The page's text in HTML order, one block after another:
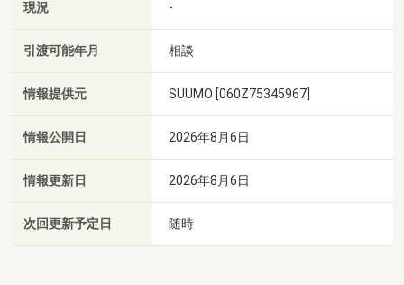
現況 -
引渡可能年月 相談
情報提供元 SUUMO [060Z75345967]
情報公開日 2026年8月6日
情報更新日 2026年8月6日
次回更新予定日 随時